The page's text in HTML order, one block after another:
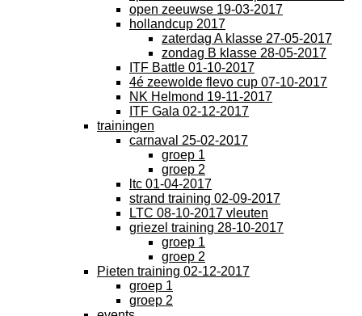
open zeeuwse 19-03-2017
hollandcup 2017
zaterdag A klasse 27-05-2017
zondag B klasse 28-05-2017
ITF Battle 01-10-2017
4é zeewolde flevo cup 07-10-2017
NK Helmond 19-11-2017
ITF Gala 02-12-2017
trainingen
carnaval 25-02-2017
groep 1
groep 2
ltc 01-04-2017
strand training 02-09-2017
LTC 08-10-2017 vleuten
griezel training 28-10-2017
groep 1
groep 2
Pieten training 02-12-2017
groep 1
groep 2